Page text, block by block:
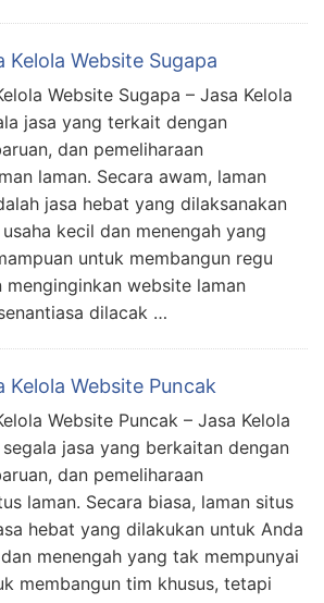
Kelola Website Sugapa
Website Sugapa – Jasa Kelola
jasa yang terkait dengan
dan pemeliharaan
laman. Secara awam, laman
jasa hebat yang dilaksanakan
kecil dan menengah yang
untuk membangun regu
menginginkan website laman
dilacak …
Kelola Website Puncak
Website Puncak – Jasa Kelola
jasa yang berkaitan dengan
dan pemeliharaan
laman. Secara biasa, laman situs
hebat yang dilakukan untuk Anda
menengah yang tak mempunyai
membangun tim khusus, tetapi